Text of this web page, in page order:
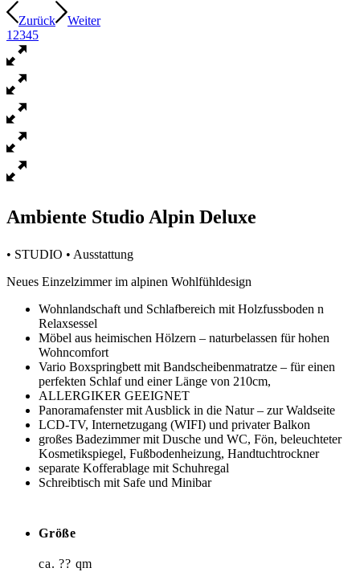
Zurück
Weiter
1 2345
Ambiente Studio Alpin Deluxe
• STUDIO • Ausstattung
Neues Einzelzimmer im alpinen Wohlfühldesign
Wohnlandschaft und Schlafbereich mit Holzfussboden n
Relaxsessel
Möbel aus heimischen Hölzern – naturbelassen für hohen
Wohncomfort
Vario Boxspringbett mit Bandscheibenmatratze – für einen
perfekten Schlaf und einer Länge von 210cm,
ALLERGIKER GEEIGNET
Panoramafenster mit Ausblick in die Natur – zur Waldseite
LCD-TV, Internetzugang (WIFI) und privater Balkon
großes Badezimmer mit Dusche und WC, Fön, beleuchteter
Kosmetikspiegel, Fußbodenheizung, Handtuchtrockner
separate Kofferablage mit Schuhregal
Schreibtisch mit Safe und Minibar
Größe
ca. ?? qm